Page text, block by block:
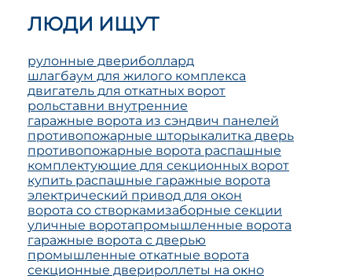
ЛЮДИ ИЩУТ
рулонные двериболлард
шлагбаум для жилого комплекса
двигатель для откатных ворот
рольставни внутренние
гаражные ворота из сэндвич панелей
противопожарные шторыкалитка дверь
противопожарные ворота распашные
комплектующие для секционных ворот
купить распашные гаражные ворота
электрический привод для окон
ворота со створкамизаборные секции
уличные воротапромышленные ворота
гаражные ворота с дверью
промышленные откатные ворота
секционные дверироллеты на окно